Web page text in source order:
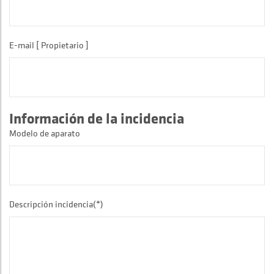
E-mail [ Propietario ]
Información de la incidencia
Modelo de aparato
Descripción incidencia(*)